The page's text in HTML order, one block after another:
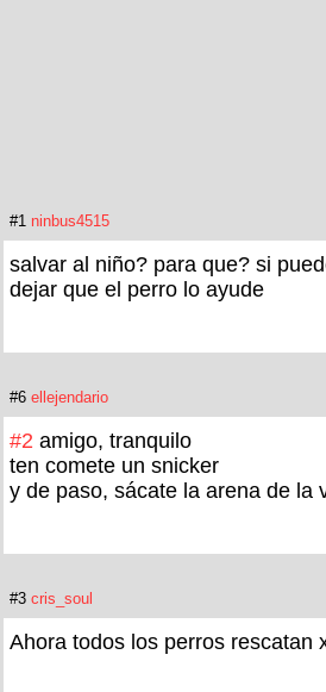
#1 ninbus4515
salvar al niño? para que? si
dejar que el perro lo ayude
#6 ellejendario
#2 amigo, tranquilo
ten comete un snicker
y de paso, sácate la arena de la
#3 cris_soul
Ahora todos los perros rescatan